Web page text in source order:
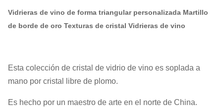
Vidrieras de vino de forma triangular personalizada Martillo
de borde de oro Texturas de cristal Vidrieras de vino
Esta colección de cristal de vidrio de vino es soplada a
mano por cristal libre de plomo.
Es hecho por un maestro de arte en el norte de China.